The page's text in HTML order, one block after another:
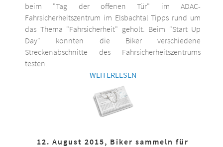
beim "Tag der offenen Tür" im ADAC-
Fahrsicherheitszentrum im Elsbachtal Tipps rund um
das Thema "Fahrsicherheit" geholt. Beim "Start Up
Day" konnten die Biker verschiedene
Streckenabschnitte des Fahrsicherheitszentrums
testen.
WEITERLESEN
12. August 2015, Biker sammeln für